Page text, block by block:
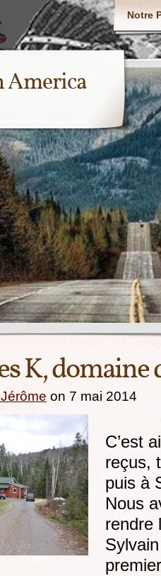
Notre
America
K, domaine
on 7 mai 2014
C’est
reçus,
puis à
Nous
rendre